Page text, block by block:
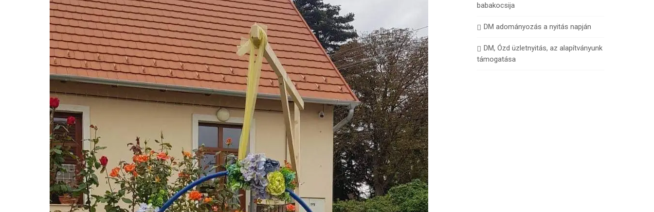
babakocsija
DM adományozás a nyitás napján
DM, Ózd üzletnyitás, az alapítványunk
támogatása